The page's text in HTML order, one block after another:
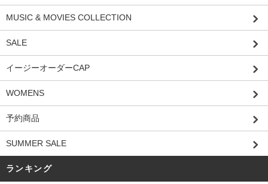
MUSIC & MOVIES COLLECTION
SALE
イージーオーダーCAP
WOMENS
予約商品
SUMMER SALE
ランキング